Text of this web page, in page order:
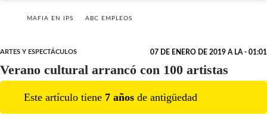
MAFIA EN IPS ABC EMPLEOS
ARTES Y ESPECTÁCULOS 07 DE ENERO DE 2019 A LA - 01:01
Verano cultural arrancó con 100 artistas
Este artículo tiene 7 años de antigüedad